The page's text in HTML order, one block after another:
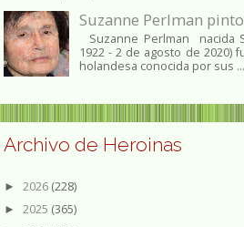
Suzanne Perlman
Suzanne Perlman nacida
1922 - 2 de agosto de 2020)
holandesa conocida por sus ...
Archivo de Heroinas
► 2026 (228)
► 2025 (365)